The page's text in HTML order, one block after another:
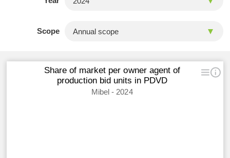
Scope
Share of market per owner agent of
production bid units in PDVD
Mibel - 2024